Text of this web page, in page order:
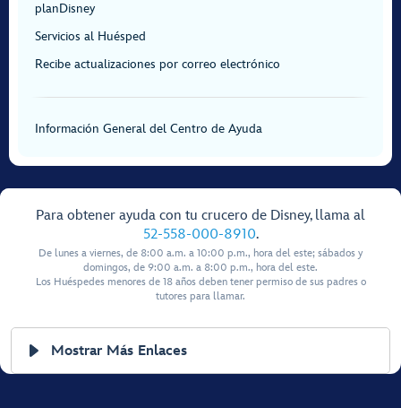
planDisney
Servicios al Huésped
Recibe actualizaciones por correo electrónico
Información General del Centro de Ayuda
Para obtener ayuda con tu crucero de Disney, llama al
52-558-000-8910.
De lunes a viernes, de 8:00 a.m. a 10:00 p.m., hora del este; sábados y
domingos, de 9:00 a.m. a 8:00 p.m., hora del este.
Los Huéspedes menores de 18 años deben tener permiso de sus padres o
tutores para llamar.
Mostrar Más Enlaces